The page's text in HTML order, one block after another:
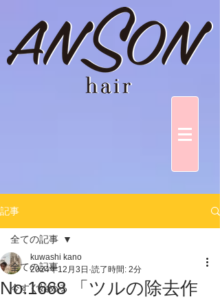
記事
全ての記事
今すぐ始める
全ての記事
No.1668 「ツルの除去作
kuwashi kano
2024年12月3日 読了時間: 2分